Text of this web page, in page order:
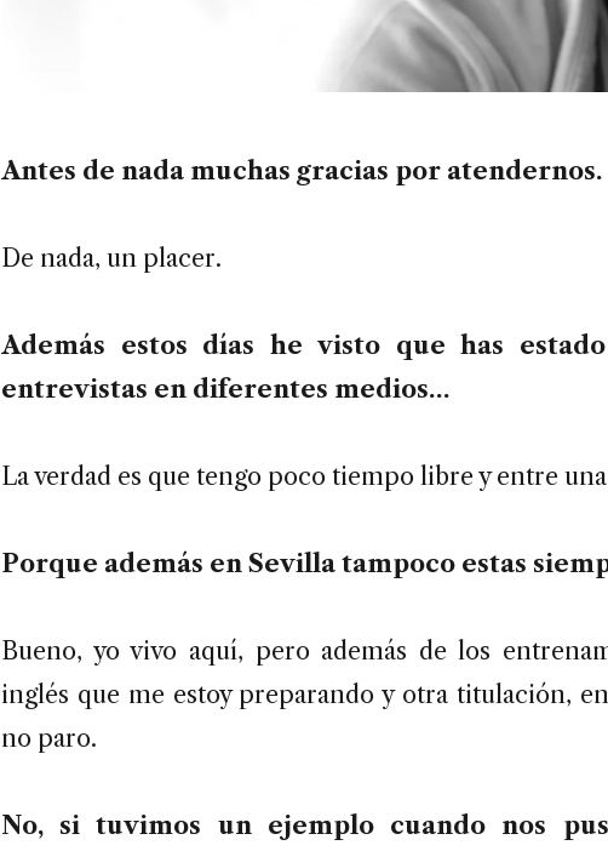
Antes de nada muchas gracias por atendernos.
De nada, un placer.
Además estos días he visto que has
entrevistas en diferentes medios…
La verdad es que tengo poco tiempo libre y entre
Porque además en Sevilla tampoco estas
Bueno, yo vivo aquí, pero además de los
inglés que me estoy preparando y otra titulación,
no paro.
No, si tuvimos un ejemplo cuando nos